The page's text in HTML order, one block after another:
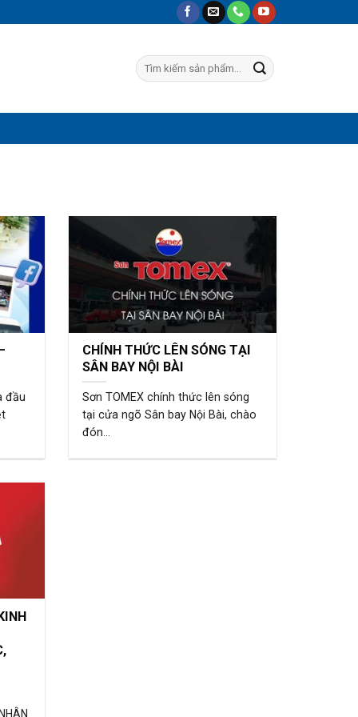
Tìm
kiếm:
đầu
CHÍNH THỨC LÊN SÓNG TẠI
SÂN BAY NỘI BÀI
Sơn TOMEX chính thức lên sóng
tại cửa ngõ Sân bay Nội Bài, chào
đón...